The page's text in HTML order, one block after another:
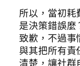
所以，當初耗
是決策錯誤麼
致歉，不過事
與其把所有責
清楚，讓社群